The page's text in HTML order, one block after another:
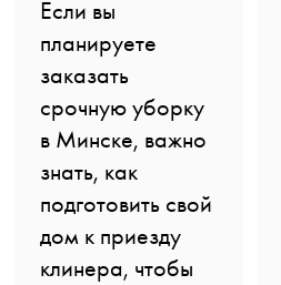
Если вы
планируете
заказать
срочную уборку
в Минске, важно
знать, как
подготовить свой
дом к приезду
клинера, чтобы